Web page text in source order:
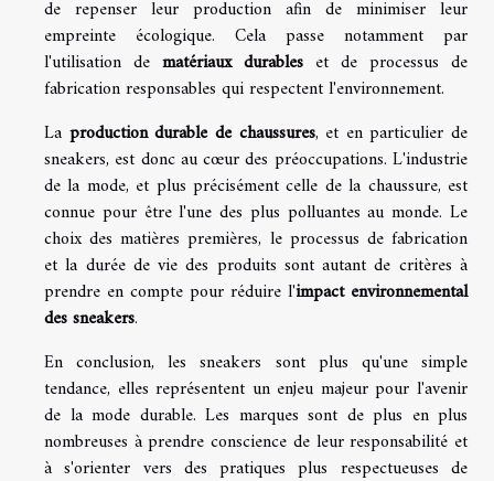
de repenser leur production afin de minimiser leur
empreinte écologique. Cela passe notamment par
l'utilisation de matériaux durables et de processus de
fabrication responsables qui respectent l'environnement.
La production durable de chaussures, et en particulier de
sneakers, est donc au cœur des préoccupations. L'industrie
de la mode, et plus précisément celle de la chaussure, est
connue pour être l'une des plus polluantes au monde. Le
choix des matières premières, le processus de fabrication
et la durée de vie des produits sont autant de critères à
prendre en compte pour réduire l'impact environnemental
des sneakers.
En conclusion, les sneakers sont plus qu'une simple
tendance, elles représentent un enjeu majeur pour l'avenir
de la mode durable. Les marques sont de plus en plus
nombreuses à prendre conscience de leur responsabilité et
à s'orienter vers des pratiques plus respectueuses de